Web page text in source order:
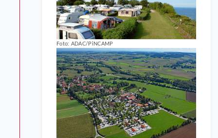
Foto: ADAC/PiNCAMP